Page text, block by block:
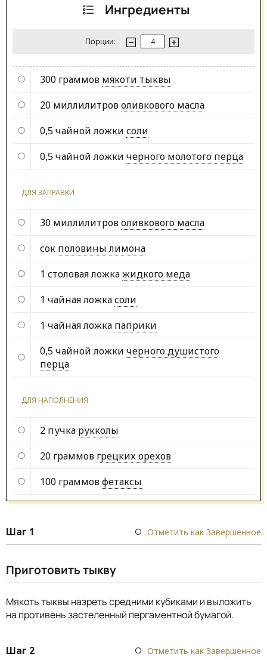
Ингредиенты
Порции:
300 граммов мякоти тыквы
20 миллилитроволивкового масла
0,5 чайной ложки соли
0,5 чайной ложки черного молотого перца
ДЛЯ ЗАПРАВКИ
30 миллилитроволивкового масла
сок половины лимона
1 столовая ложкажидкого меда
1 чайная ложкасоли
1 чайная ложка паприки
0,5 чайной ложки черного душистого
перца
ДЛЯ НАПОЛНЕНИЯ
2 пучка рукколы
20 граммов грецких орехов
100 граммовфетаксы
Шаг 1 Отметить как Завершенное
Приготовить тыкву
Мякоть тыквы назреть средними кубиками и выложить
на противень застеленный пергаментной бумагой.
Шаг 2 Отметить как Завершенное